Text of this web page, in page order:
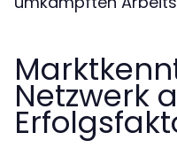
Netzwerk